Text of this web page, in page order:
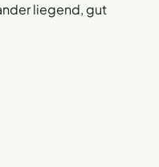
liegend, gut